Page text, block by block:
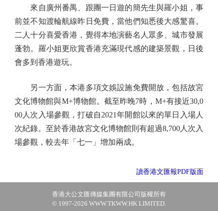
來自廣州番禺、跟團一日遊的簡先生與羅小姐，事
前並不知渡輪航線昨日免費，當他們知悉後大感驚喜。
二人十分喜愛香港，覺得本地演藝名人眾多、城市發展
蓬勃。羅小姐更欣賞香港充滿現代感的建築景觀，日後
會多到香港遊玩。
另一方面，本港多項文娛設施免費開放，包括故宮
文化博物館與M+博物館。截至昨晚7時，M+有接近30,0
00人次入場參觀，打破自2021年開館以來的單日入場人
次紀錄。至於香港故宮文化博物館則有超過8,700人次入
場參觀，較去年「七一」增加兩成。
讀香港文匯報PDF版面
香港大公文匯傳媒集團有限公司版權所有
© 1997-2026 WWW.TKWW.HK LIMITED.